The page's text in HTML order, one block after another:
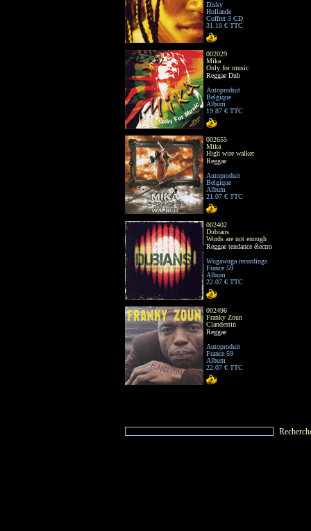
Disky
Hollande
Coffret 3 CD
31.10 € TTC
002029
Mika
Only for music
Reggae Dub
Autoproduit
Belgique
Album
19.87 € TTC
002655
Mika
High wire walker
Reggae
Autoproduit
Belgique
Album
21.07 € TTC
002402
Dubians
Words are not enough
Reggae tendance électro
Wugawuga recordings
France 59
Album
22.07 € TTC
002496
Franky Zoun
Clandestin
Reggae
Autoproduit
France 59
Album
22.07 € TTC